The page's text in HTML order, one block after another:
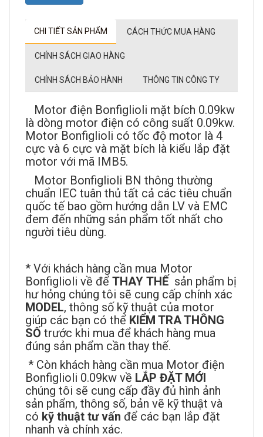
CHI TIẾT SẢN PHẨM CÁCH THỨC MUA HÀNG
CHÍNH SÁCH GIAO HÀNG
CHÍNH SÁCH BẢO HÀNH THÔNG TIN CÔNG TY
Motor điện Bonfiglioli mặt bích 0.09kw
là dòng motor điện có công suất 0.09kw.
Motor Bonfiglioli có tốc độ motor là 4
cực và 6 cực và mặt bích là kiểu lắp đặt
motor với mã IMB5.
Motor Bonfiglioli BN thông thường
chuẩn IEC tuân thủ tất cả các tiêu chuẩn
quốc tế bao gồm hướng dẫn LV và EMC
đem đến những sản phẩm tốt nhất cho
người tiêu dùng.
* Với khách hàng cần mua Motor
Bonfiglioli về để THAY THẾ sản phẩm bị
hư hỏng chúng tôi sẽ cung cấp chính xác
MODEL, thông số kỹ thuật của motor
giúp các bạn có thể KIỂM TRA THÔNG
SỐ trước khi mua để khách hàng mua
đúng sản phẩm cần thay thế.
* Còn khách hàng cần mua Motor điện
Bonfiglioli 0.09kw về LẮP ĐẶT MỚI
chúng tôi sẽ cung cấp đầy đủ hình ảnh
sản phẩm, thông số, bản vẽ kỹ thuật và
có kỹ thuật tư vấn để các bạn lắp đặt
nhanh và chính xác.